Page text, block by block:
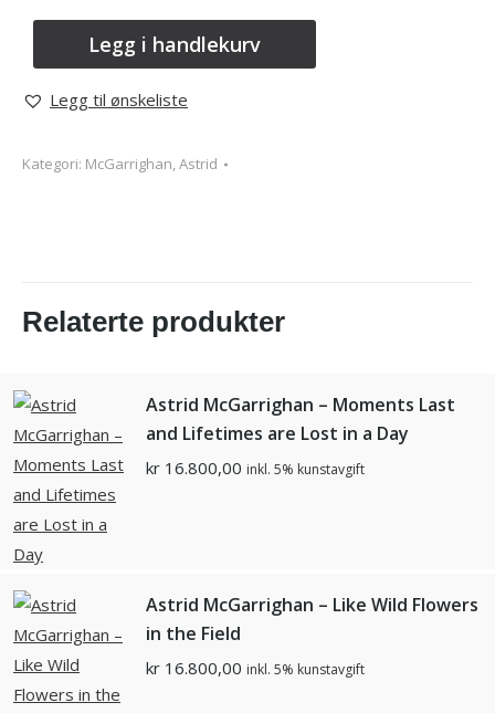
Legg i handlekurv
Legg til ønskeliste
Kategori: McGarrighan, Astrid
Relaterte produkter
Astrid McGarrighan – Moments Last
and Lifetimes are Lost in a Day
kr 16.800,00 inkl. 5% kunstavgift
Astrid McGarrighan – Like Wild Flowers
in the Field
kr 16.800,00 inkl. 5% kunstavgift